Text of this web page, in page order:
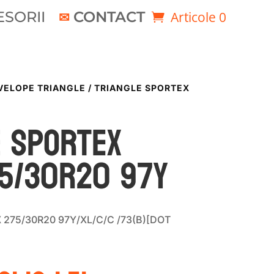
CONTACT Articole 0
TRIANGLE / TRIANGLE SPORTEX
30R20 97Y
275/30R20 97Y/XL/C/C /73(B)[DOT